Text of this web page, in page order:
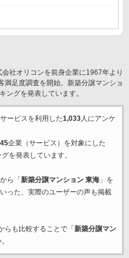
社オリコンを前身企業に1967年より
満足度調査を開始。新築分譲マンショ
ングを発表しています。
ービスを利用した1,033人にアンケ
45企業（サービス）を対象にした
を発表しています。
ら「 新築分譲マンション 東海」を
った、実際のユーザーの声も掲載
らも比較することで「 新築分譲マン